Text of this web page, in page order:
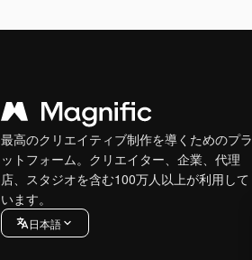
最高のクリエイティブ制作を導くためのプラ
ットフォーム。クリエイター、企業、代理
店、スタジオを含む100万人以上が利用して
います。
日本語